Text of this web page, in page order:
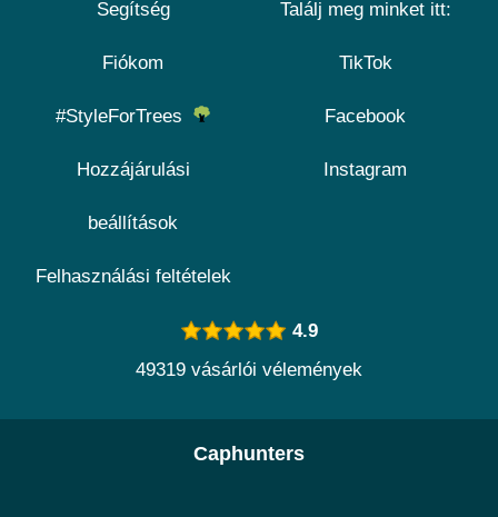
Segítség
Fiókom
#StyleForTrees
Hozzájárulási
beállítások
Felhasználási feltételek
Találj meg minket itt:
TikTok
Facebook
Instagram
4.9
49319 vásárlói vélemények
Caphunters